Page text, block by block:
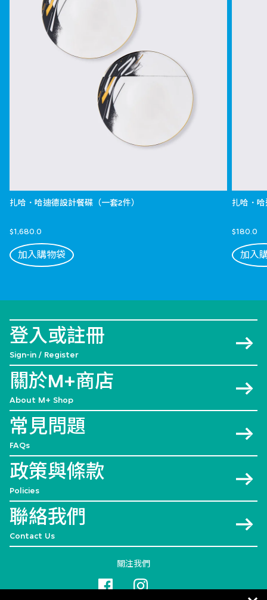
扎哈．哈迪德設計餐碟（一套2件）
$1,680.0
加入購物袋
扎哈．
$180.0
加入
登入或註冊
Sign-in / Register
關於M+商店
About M+ Shop
常見問題
FAQs
政策與條款
Policies
聯絡我們
Contact Us
關注我們